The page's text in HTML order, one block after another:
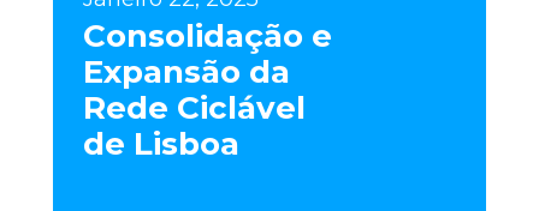
Consolidação e
Expansão da
Rede Ciclável
de Lisboa